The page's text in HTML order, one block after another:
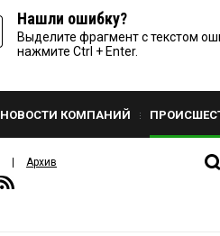
Нашли ошибку?
Выделите фрагмент с текстом
нажмите Ctrl + Enter.
НОВОСТИ КОМПАНИЙ
Архив